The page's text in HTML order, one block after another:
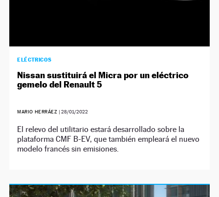
ELÉCTRICOS
Nissan sustituirá el Micra por un eléctrico
gemelo del Renault 5
MARIO HERRÁEZ | 28/01/2022
El relevo del utilitario estará desarrollado sobre la
plataforma CMF B-EV, que también empleará el nuevo
modelo francés sin emisiones.